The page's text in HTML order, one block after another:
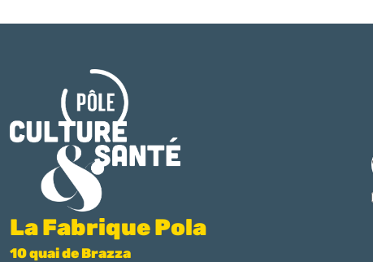
La Fabrique Pola
10 quai de Brazza